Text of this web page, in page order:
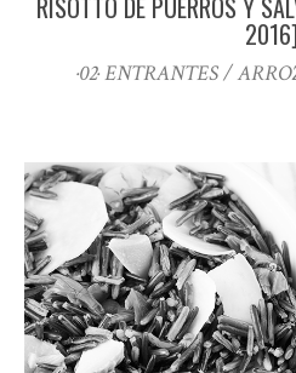
RISOTTO DE PUERROS Y
·02· ENTRANTES /